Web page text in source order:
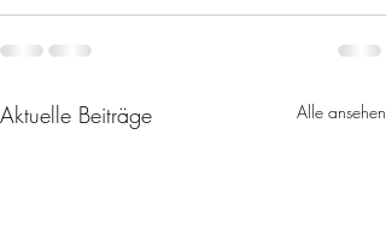
Aktuelle Beiträge Alle ansehen